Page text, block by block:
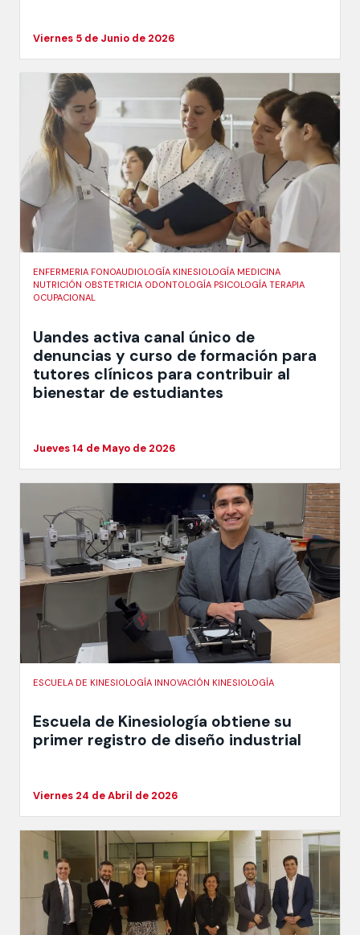
Viernes 5 de Junio de 2026
ENFERMERIA FONOAUDIOLOGÍA KINESIOLOGÍA MEDICINA
NUTRICIÓN OBSTETRICIA ODONTOLOGÍA PSICOLOGÍA TERAPIA
OCUPACIONAL
Uandes activa canal único de
denuncias y curso de formación para
tutores clínicos para contribuir al
bienestar de estudiantes
Jueves 14 de Mayo de 2026
ESCUELA DE KINESIOLOGÍA INNOVACIÓN KINESIOLOGÍA
Escuela de Kinesiología obtiene su
primer registro de diseño industrial
Viernes 24 de Abril de 2026